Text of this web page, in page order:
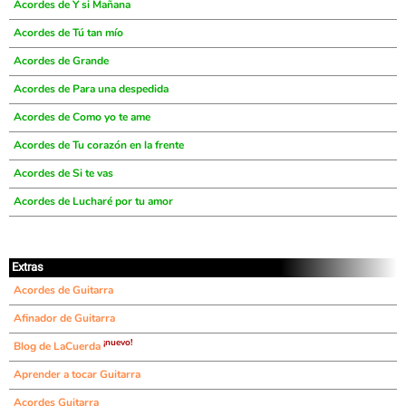
Acordes de Y si Mañana
Acordes de Tú tan mío
Acordes de Grande
Acordes de Para una despedida
Acordes de Como yo te ame
Acordes de Tu corazón en la frente
Acordes de Si te vas
Acordes de Lucharé por tu amor
Extras
Acordes de Guitarra
Afinador de Guitarra
Blog de LaCuerda ¡nuevo!
Aprender a tocar Guitarra
Acordes Guitarra